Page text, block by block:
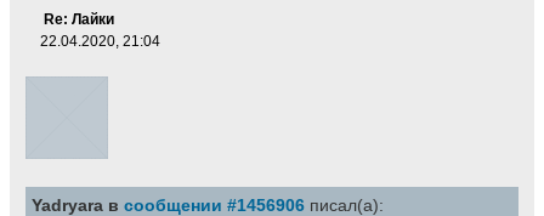
Re: Лайки
22.04.2020, 21:04
Yadryara в сообщении #1456906 писал(а):